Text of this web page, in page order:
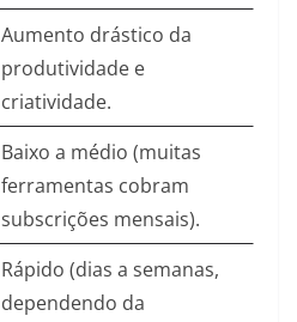
Aumento drástico da
produtividade e
criatividade.
Baixo a médio (muitas
ferramentas cobram
subscrições mensais).
Rápido (dias a semanas,
dependendo da